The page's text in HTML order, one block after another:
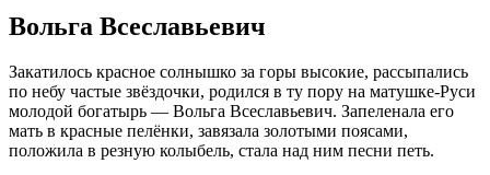
Вольга Всеславьевич
Закатилось красное солнышко за горы высокие, рассыпались
по небу частые звёздочки, родился в ту пору на матушке-Руси
молодой богатырь — Вольга Всеславьевич. Запеленала его
мать в красные пелёнки, завязала золотыми поясами,
положила в резную колыбель, стала над ним песни петь.